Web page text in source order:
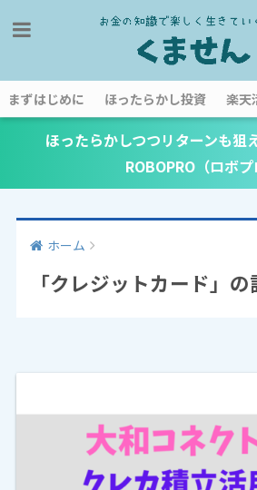
まずはじめに ほったらかし投資 楽天
ほったらかしつつリターンも狙
ROBOPRO（ロボプ
ホーム
「クレジットカード」